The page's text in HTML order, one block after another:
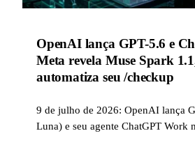
OpenAI lança GPT-5.6 e
Meta revela Muse Spark
automatiza seu /checkup
9 de julho de 2026: OpenAI lança
Luna) e seu agente ChatGPT Work